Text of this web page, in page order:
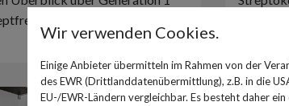
Optionen aus Ihrer
Wir verwenden Cookies.
Einige Anbieter übermitteln im Rahmen von der
des EWR (Drittlanddatenübermittlung), z.B. in die
EU-/EWR-Ländern vergleichbar. Es besteht daher